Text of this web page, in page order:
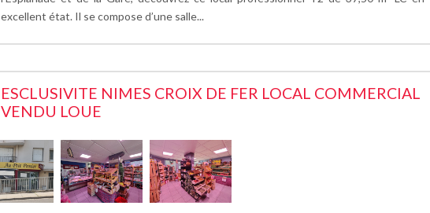
excellent état. Il se compose d’une salle...
ESCLUSIVITE NIMES CROIX DE FER LOCAL COMMERCIAL
VENDU LOUE